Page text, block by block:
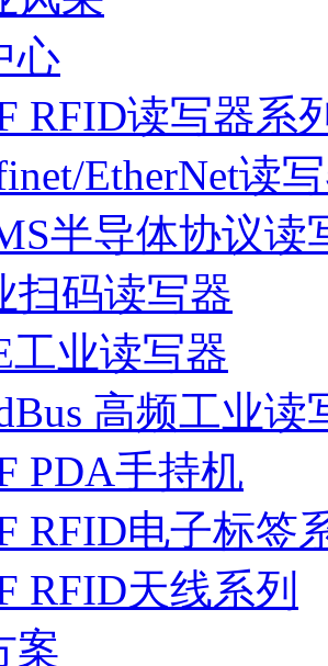
心
RFID读写器系
EtherNet读
半导体协议读
扫码读写器
工业读写器
高频工业读
PDA手持机
RFID电子标签
RFID天线系列
案